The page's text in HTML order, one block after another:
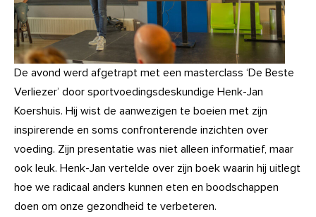
De avond werd afgetrapt met een masterclass ‘De Beste
Verliezer’ door sportvoedingsdeskundige Henk-Jan
Koershuis. Hij wist de aanwezigen te boeien met zijn
inspirerende en soms confronterende inzichten over
voeding. Zijn presentatie was niet alleen informatief, maar
ook leuk. Henk-Jan vertelde over zijn boek waarin hij uitlegt
hoe we radicaal anders kunnen eten en boodschappen
doen om onze gezondheid te verbeteren.